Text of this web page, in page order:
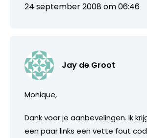
24 september 2008 om 06:46
Jay de Groot
Monique,
Dank voor je aanbevelingen. Ik
een paar links een vette fout